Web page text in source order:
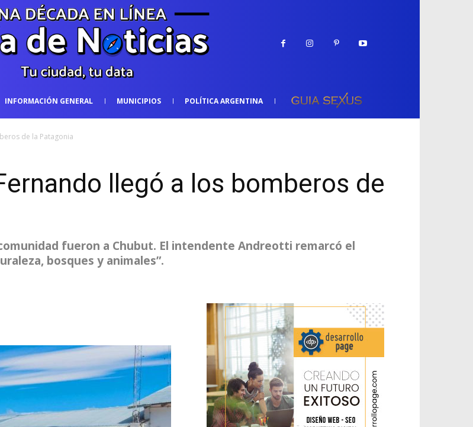
INFORMACIÓN GENERAL MUNICIPIOS POLÍTICA ARGENTINA
de la Patagonia
llegó a los bomberos de
fueron a Chubut. El intendente Andreotti remarcó el
bosques y animales”.